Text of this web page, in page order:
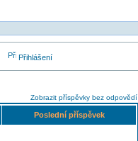
Přihlášení
Zobrazit příspěvky bez odpovědí
Poslední příspěvek